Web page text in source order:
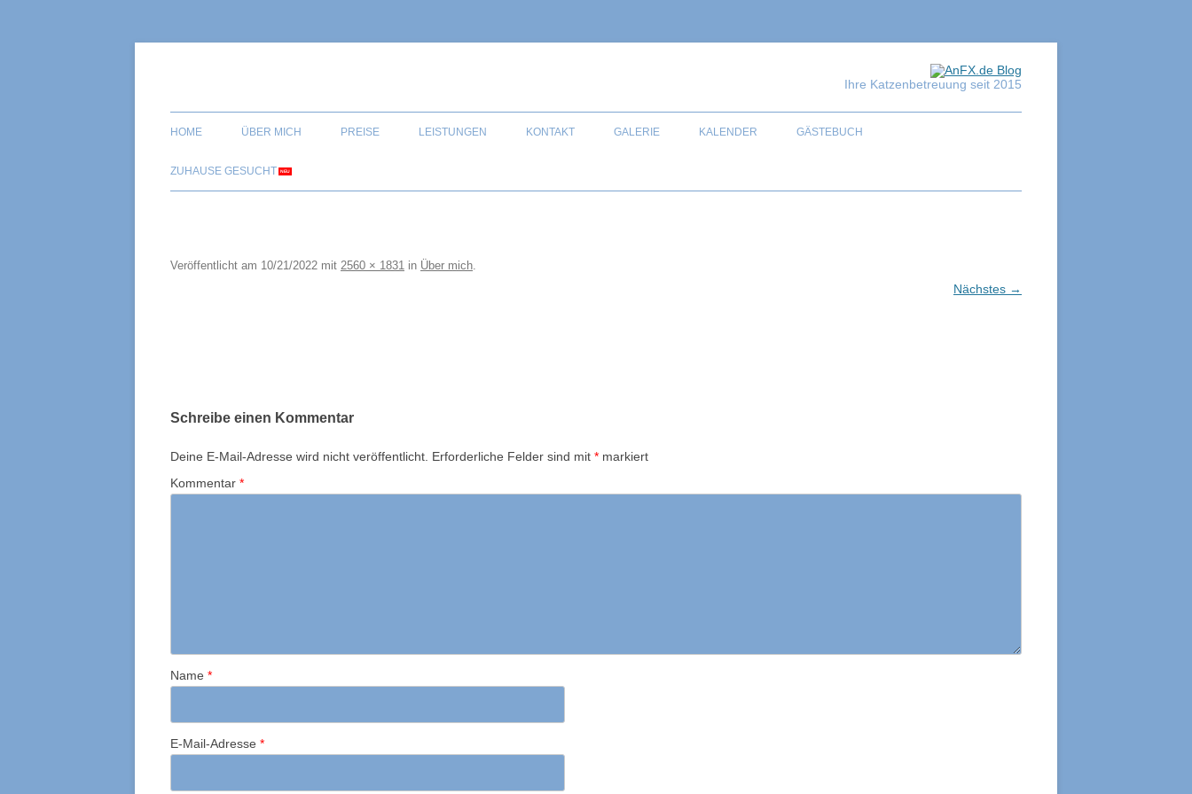
Ihre Katzenbetreuung seit 2015
Tiger-Nanny
HOME ÜBER MICH PREISE LEISTUNGEN KONTAKT GALERIE KALENDER GÄSTEBUCH
ZUHAUSE GESUCHT
Veröffentlicht am 10/21/2022 mit 2560 × 1831 in Über mich.
Nächstes →
Schreibe einen Kommentar
Deine E-Mail-Adresse wird nicht veröffentlicht. Erforderliche Felder sind mit * markiert
Kommentar *
Name *
E-Mail-Adresse *